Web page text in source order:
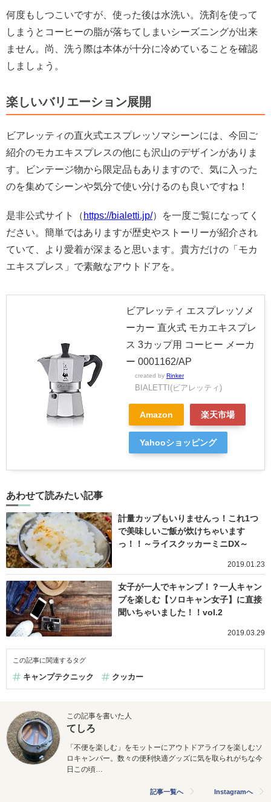
何度もしつこいですが、使った後は水洗い。洗剤を使って
しまうとコーヒーの脂が落ちてしまいシーズニングが出来
ません。尚、洗う際は本体が十分に冷めていることを確認
しましょう。
楽しいバリエーション展開
ビアレッティの直火式エスプレッソマシーンには、今回ご
紹介のモカエキスプレスの他にも沢山のデザインがありま
す。ビンテージ物から限定品もありますので、気に入った
のを集めてシーンや気分で使い分けるのも良いですね！
是非公式サイト（ https://bialetti.jp/）を一度ご覧になってく
ださい。簡単ではありますが歴史やストーリーが紹介され
ていて、より愛着が深まると思います。貴方だけの「モカ
エキスプレス」で素敵なアウトドアを。
ビアレッティ エスプレッソメ
ーカー 直火式 モカエキスプレ
ス 3カップ用 コーヒー メーカ
ー 0001162/AP
created by Rinker
BIALETTI(ビアレッティ)
Amazon 楽天市場
Yahooショッピング
あわせて読みたい記事
計量カップもいりませんっ！これ1つ
で美味しいご飯が炊けちゃいます
っ！！～ライスクッカーミニDX～
2019.01.23
女子が一人でキャンプ！？一人キャン
プを楽しむ【ソロキャン女子】に直接
聞いちゃいました！！vol.2
2019.03.29
この記事に関連するタグ
キャンプテクニック クッカー
この記事を書いた人
てしろ
「不便を楽しむ」をモットーにアウトドアライフを楽しむソ
ロキャンパー。数々の便利快適グッズに気を取られがちな今
日この頃…
記事一覧へ Instagramへ